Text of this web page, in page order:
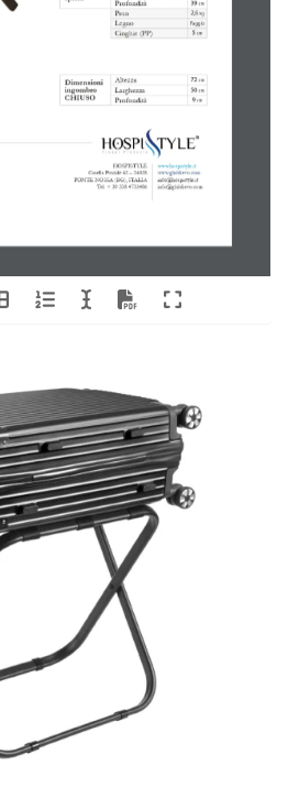
Altezza
Dimensioni
ingombro
APERTO
Dimensioni
piano di
appoggio
aperto
Larghezza
Profondità
Altezza per appoggio
Larghezza anteriore
Larghezza posteriore
59 cm
50 cm
46 cm
54 cm
45
cm
39 cm
2,6 kg
Faggio
5
Larghezza
Profondità
72 cm
50 cm
9 cm
MADE IN ITALY
Tel. + 39 338 4733486
www.ghiblievo.com
info@hospistyle.it
info@ghiblievo.com